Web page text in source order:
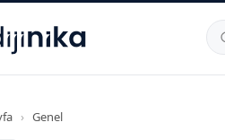
Mahallesi
› Genel